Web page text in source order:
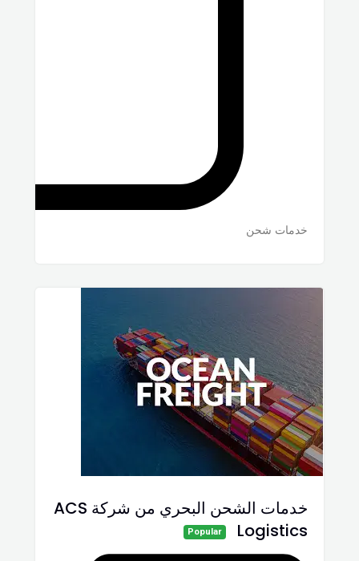
خدمات شحن
خدمات الشحن البحري من شركة ACS
Logistics
Popular